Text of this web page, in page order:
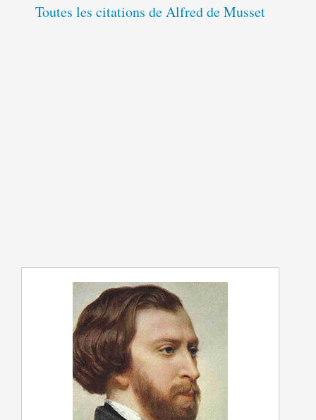
Toutes les citations de Alfred de Musset